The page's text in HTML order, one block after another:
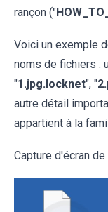
rançon ("
Voici un exemple
noms de fichiers :
"1.jpg.locknet", "
autre détail
appartient à la
Capture d'écran